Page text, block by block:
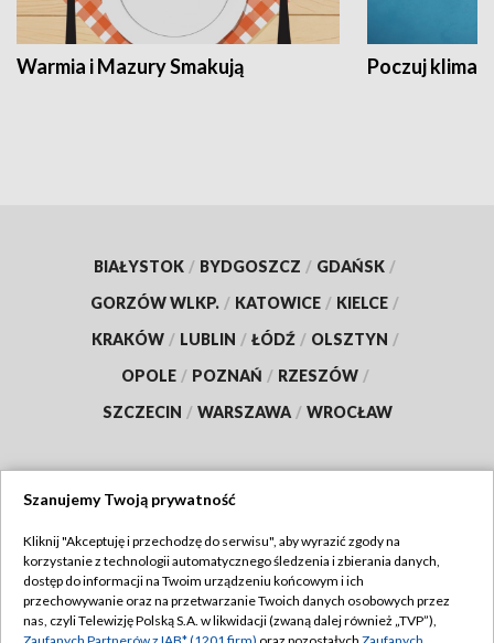
Warmia i Mazury Smakują Poczuj klimat
BIAŁYSTOK / BYDGOSZCZ / GDAŃSK /
GORZÓW WLKP. / KATOWICE / KIELCE /
KRAKÓW / LUBLIN / ŁÓDŹ / OLSZTYN /
OPOLE / POZNAŃ / RZESZÓW /
SZCZECIN / WARSZAWA / WROCŁAW
TVP
Abonament TVP
Emisja w TVP
Regulamin TVP
Szanujemy Twoją prywatność
Kliknij "Akceptuję i przechodzę do serwisu", aby wyrazić zgody na
korzystanie z technologii automatycznego śledzenia i zbierania danych,
dostęp do informacji na Twoim urządzeniu końcowym i ich
przechowywanie oraz na przetwarzanie Twoich danych osobowych przez
nas, czyli Telewizję Polską S.A. w likwidacji (zwaną dalej również „TVP”),